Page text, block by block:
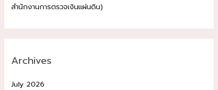
สำนักงานการตรวจเงินแผ่นดิน)
Archives
July 2026